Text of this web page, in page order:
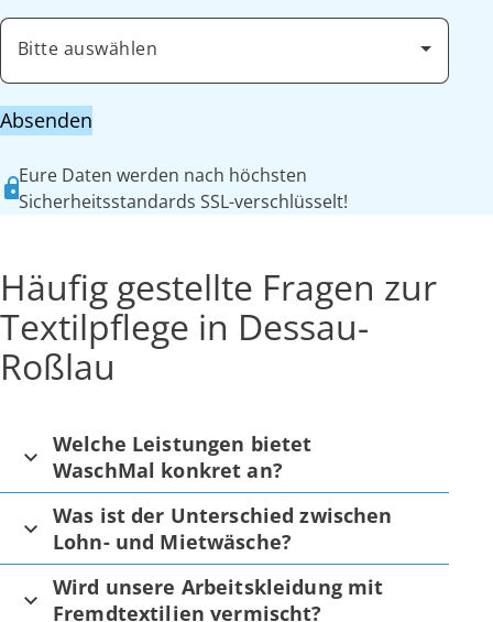
Bitte auswählen
Absenden
Eure Daten werden nach höchsten
Sicherheitsstandards SSL-verschlüsselt!
Häufig gestellte Fragen zur
Textilpflege in Dessau-
Roßlau
Welche Leistungen bietet
WaschMal konkret an?
Was ist der Unterschied zwischen
Lohn- und Mietwäsche?
Wird unsere Arbeitskleidung mit
Fremdtextilien vermischt?